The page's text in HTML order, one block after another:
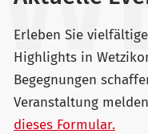
Erleben Sie
Highlights in
Begegnungen
Veranstaltung
dieses Formular.